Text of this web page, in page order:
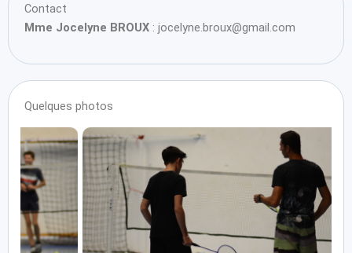
Contact
Mme Jocelyne BROUX : jocelyne.broux@gmail.com
Quelques photos